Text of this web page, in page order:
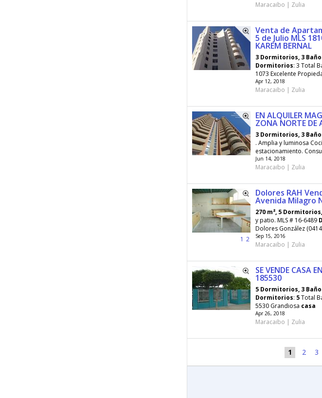
Maracaibo | Zulia
Venta de
5 de Julio MLS
KAREM BERNAL
3 Dormitorios, 3
Dormitorios: 3 Total
1073 Excelente
Apr 12, 2018
Maracaibo | Zulia
EN ALQUILER
ZONA NORTE DE
3 Dormitorios, 3
. Amplia y luminosa
estacionamiento.
Jun 14, 2018
Maracaibo | Zulia
1 2
Dolores RAH
Avenida Milagro
270 m², 5
y patio. MLS # 16-6489
Dolores González
Sep 15, 2016
Maracaibo | Zulia
SE VENDE CASA
185530
5 Dormitorios, 3
Dormitorios: 5Total
5530 Grandiosa casa
Apr 26, 2018
Maracaibo | Zulia
1 2 3